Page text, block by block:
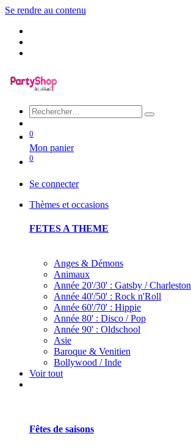
Se rendre au contenu
0
Mon panier
0
Se connecter
Thèmes et occasions
FETES A THEME
Anges & Démons
Animaux
Année 20'/30' : Gatsby / Charleston
Année 40'/50' : Rock n'Roll
Année 60'/70' : Hippie
Année 80' : Disco / Pop
Année 90' : Oldschool
Asie
Baroque & Venitien
Bollywood / Inde
Voir tout
Fêtes de saisons